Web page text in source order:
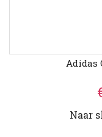
Adidas
Naar